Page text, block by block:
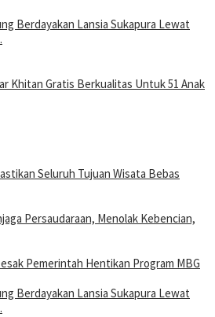
Berdayakan Lansia Sukapura Lewat
Khitan Gratis Berkualitas Untuk 51 Anak
Seluruh Tujuan Wisata Bebas
Persaudaraan, Menolak Kebencian,
Pemerintah Hentikan Program MBG
Berdayakan Lansia Sukapura Lewat